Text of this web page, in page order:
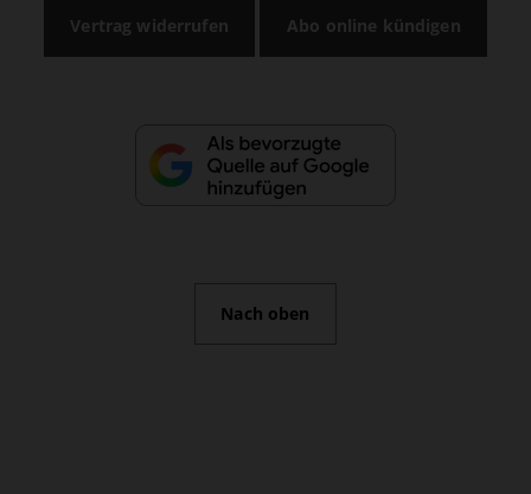
Vertrag widerrufen Abo online kündigen
Nach oben